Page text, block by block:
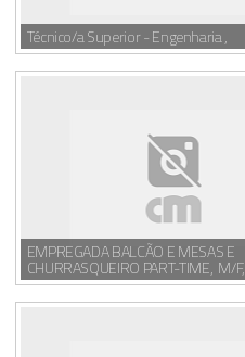
Técnico/a Superior - Engenharia ,
EMPREGADA BALCÃO E MESAS E
CHURRASQUEIRO PART-TIME, M/F,